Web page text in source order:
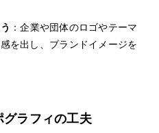
：企業や団体のロゴやテーマ
を出し、ブランドイメージを
グラフィの工夫